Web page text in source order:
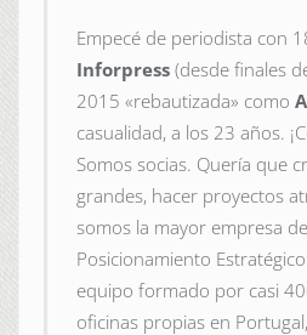
Empecé de periodista con
Inforpress (desde finales
2015 «rebautizada» como
casualidad, a los 23 años.
Somos socias. Quería que
grandes, hacer proyectos
somos la mayor empresa
Posicionamiento
equipo formado por casi
oficinas propias en